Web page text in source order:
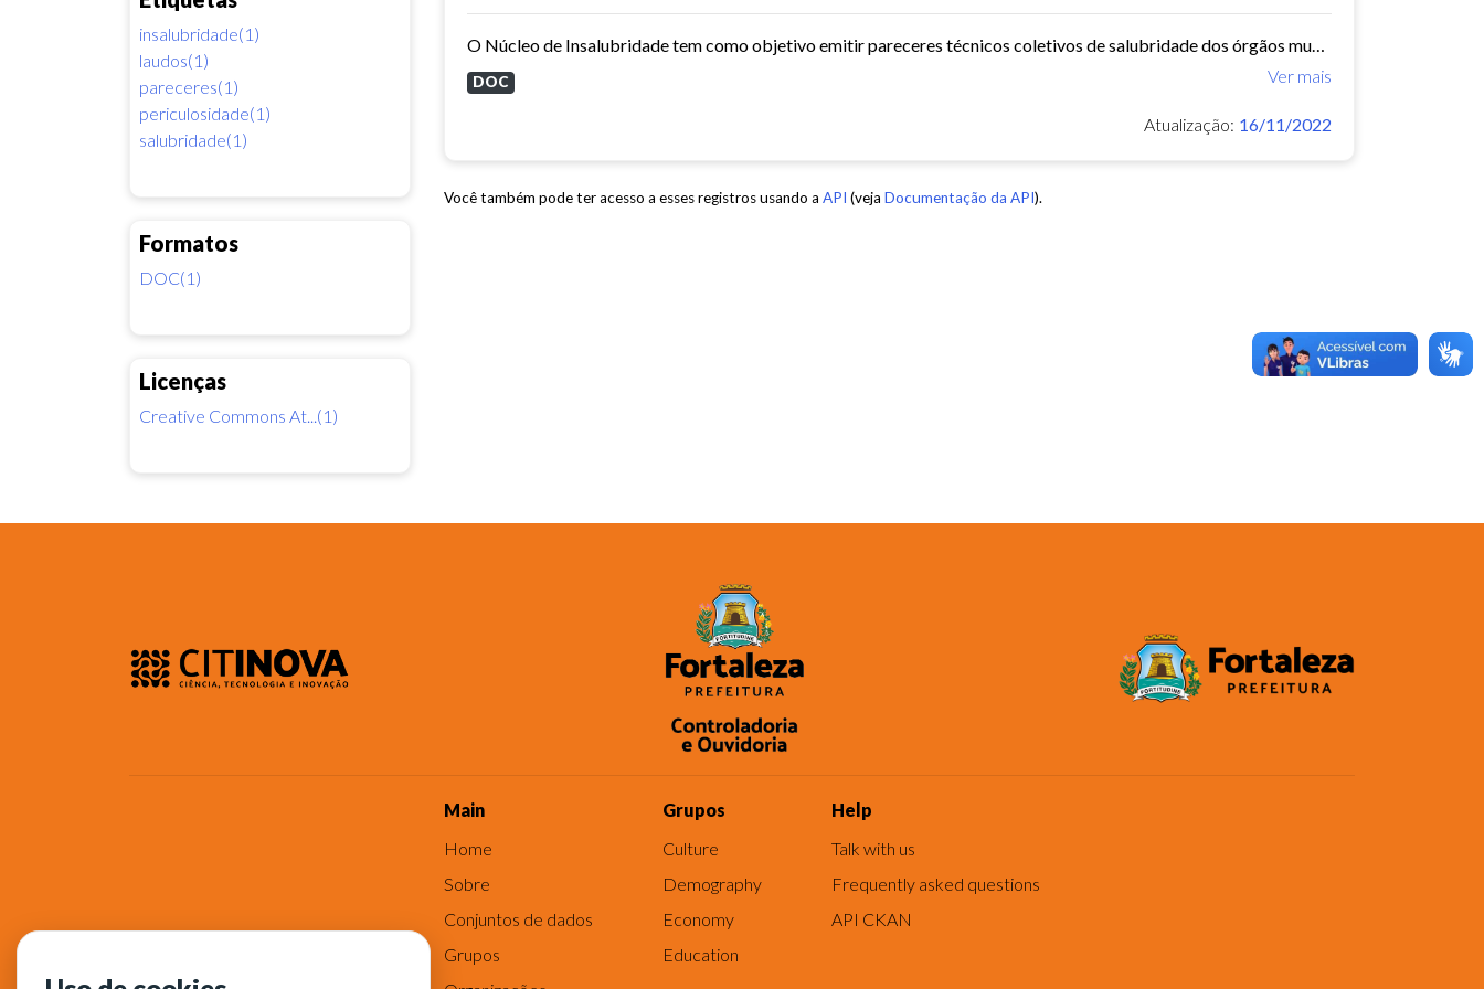
insalubridade(1)
laudos(1)
pareceres(1)
periculosidade(1)
salubridade(1)
Formatos
DOC(1)
Licenças
Creative Commons At...(1)
O Núcleo de Insalubridade tem como objetivo emitir pareceres técnicos coletivos de salubridade dos órgãos municipais e pareceres técnicos individuais dos servidores que postulem...
Ver mais
DOC
Atualização: 16/11/2022
Você também pode ter acesso a esses registros usando a API (veja Documentação da API).
Main
Home
Sobre
Conjuntos de dados
Grupos
Grupos
Culture
Demography
Economy
Education
Help
Talk with us
Frequently asked questions
API CKAN